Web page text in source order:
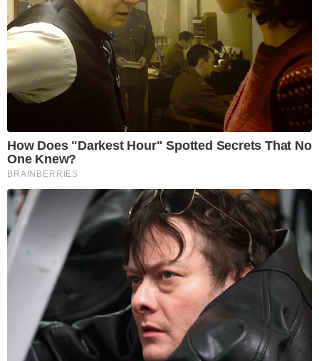
How Does "Darkest Hour" Spotted Secrets That No
One Knew?
BRAINBERRIES